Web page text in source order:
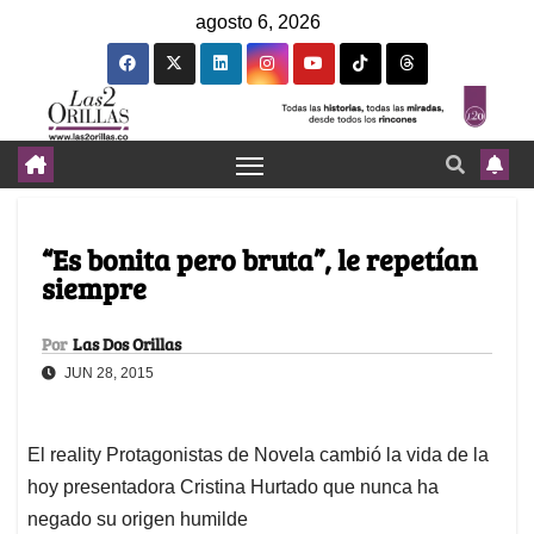
agosto 6, 2026
“Es bonita pero bruta”, le repetían
siempre
Por Las Dos Orillas
JUN 28, 2015
El reality Protagonistas de Novela cambió la vida de la
hoy presentadora Cristina Hurtado que nunca ha
negado su origen humilde